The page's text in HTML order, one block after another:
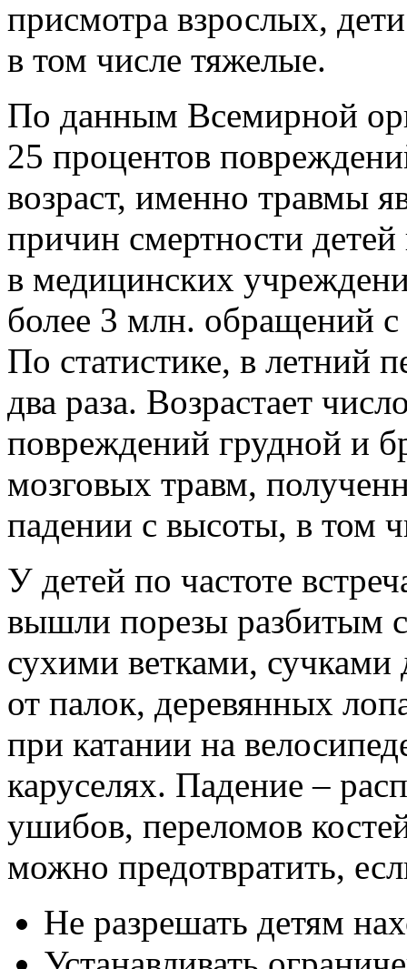
присмотра взрослых,
в том числе тяжелые.
По данным Всемирной
25 процентов
возраст, именно травмы
причин смертности
в медицинских
более 3 млн. обращений
По статистике, в летний
два раза. Возрастает
повреждений грудной и
мозговых травм,
падении с высоты, в том
У детей по частоте
вышли порезы разбитым
сухими ветками, сучками
от палок, деревянных
при катании на
каруселях. Падение –
ушибов, переломов
можно предотвратить,
Не разрешать детям